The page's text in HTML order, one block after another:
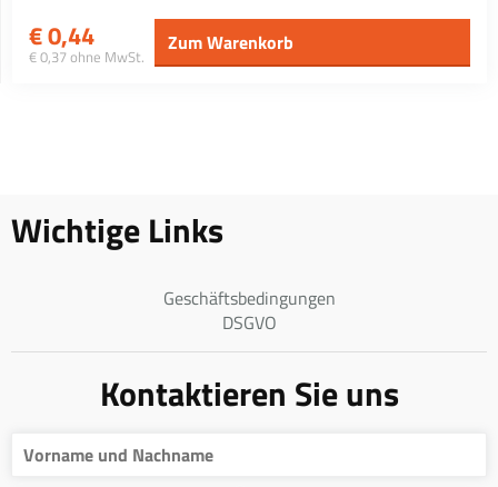
€0,44
€ 0,37 ohne MwSt.
Zum Warenkorb
Wichtige Links
Geschäftsbedingungen
DSGVO
Kontaktieren Sie uns